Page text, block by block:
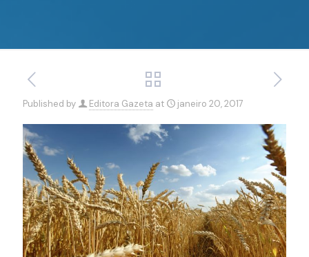
Published by Editora Gazeta at janeiro 20, 2017